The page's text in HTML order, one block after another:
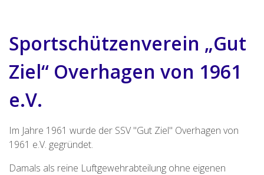
Sport­schützen­verein „Gut
Ziel“ Overhagen von 1961
e.V.
Im Jahre 1961 wurde der SSV "Gut Ziel" Overhagen von
1961 e.V. gegründet.
Damals als reine Luftgewehrabteilung ohne eigenen